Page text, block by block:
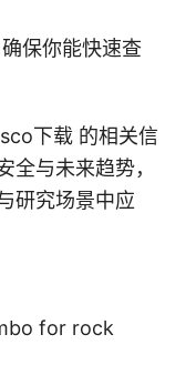
保你能快速查
下载 的相关信
全与未来趋势，
研究场景中应
for rock